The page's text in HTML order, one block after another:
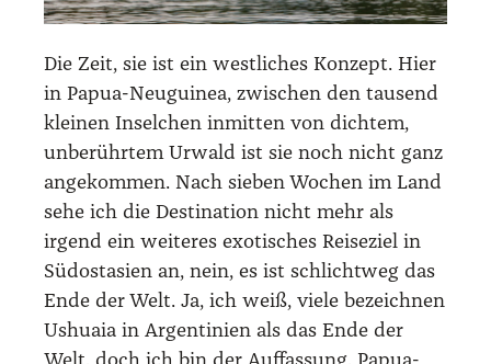
Die Zeit, sie ist ein west­li­ches Kon­zept. Hier
in Papua-Neu­gui­nea, zwi­schen den tau­send
klei­nen Insel­chen inmit­ten von dich­tem,
unbe­rühr­tem Urwald ist sie noch nicht ganz
ange­kom­men. Nach sie­ben Wochen im Land
sehe ich die Desti­na­ti­on nicht mehr als
irgend ein wei­te­res exo­ti­sches Rei­se­ziel in
Süd­ost­asi­en an, nein, es ist schlicht­weg das
Ende der Welt. Ja, ich weiß, vie­le bezeich­nen
Ushua­ia in Argen­ti­ni­en als das Ende der